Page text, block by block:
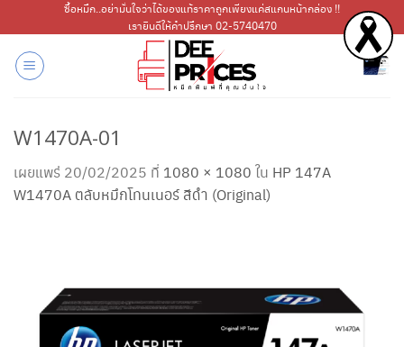
ไป
เนื้อหา
ซื้อหมึก..อย่ามั่นใจว่าได้ของแท้ราคาถูกเพียงแค่สแกนหน้ากล่อง !!
เรายินดีให้คำปรึกษา 02-5740470
W1470A-01
เผยแพร่ 20/02/2025 ที่ 1080 × 1080 ใน HP 147A
W1470A ตลับหมึกโทนเนอร์ สีดำ (Original)